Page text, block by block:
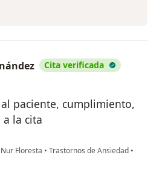
Cita verificada
paciente, cumplimiento,
a la cita
Floresta • Trastornos de Ansiedad •
Fernández